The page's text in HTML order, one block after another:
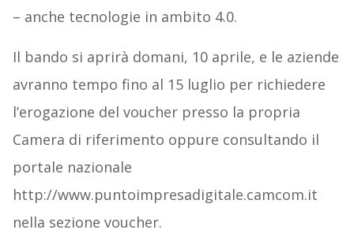
– anche tecnologie in ambito 4.0.
Il bando si aprirà domani, 10 aprile, e le aziende
avranno tempo fino al 15 luglio per richiedere
l’erogazione del voucher presso la propria
Camera di riferimento oppure consultando il
portale nazionale
http://www.puntoimpresadigitale.camcom.it
nella sezione voucher.